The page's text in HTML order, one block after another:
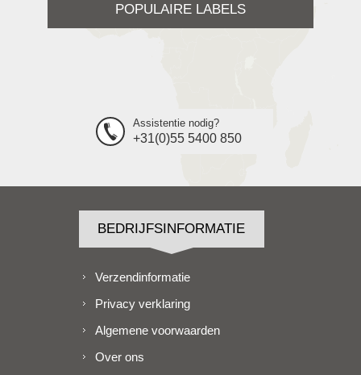
POPULAIRE LABELS
Assistentie nodig?
+31(0)55 5400 850
BEDRIJFSINFORMATIE
Verzendinformatie
Privacy verklaring
Algemene voorwaarden
Over ons